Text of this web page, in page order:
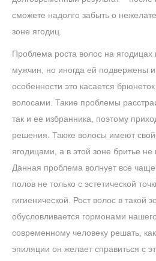
сможете надолго забыть о
зоне ягодиц.
Проблема роста волос на ягодицах
мужчин, но иногда ей подвержены
особенности это касается
волосами. Такие проблемы
так и ее избранника, поэтому
решения. Также волосы имеют
ягодицами, а в этой зоне бритье не
Данная проблема волнует все
полов не только с эстетической
гигиенической. Рост волос в такой
обусловливается гормонами
современному человеку решать,
эпиляции он желает справиться с